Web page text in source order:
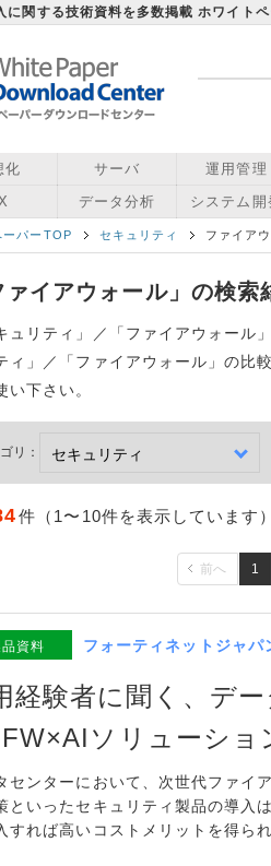
に関する技術資料を多数掲載 ホワイト
化 サーバ 運用管理
データ分析 システム開
ーパーTOP セキュリティ ファイア
ァイアウォール」の検索
ュリティ」／「ファイアウォール
ィ」／「ファイアウォール」の比
い下さい。
リ：
件（1〜10件を表示しています）
前へ 1
資料 フォーティネットジャパ
経験者に聞く、デ
ソリューショ
センターにおいて、次世代ファイ
といったセキュリティ製品の導入
すれば高いコストメリットを得ら